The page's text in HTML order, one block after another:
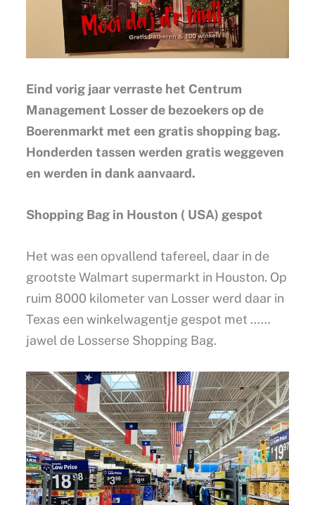
Eind vorig jaar verraste het Centrum
Management Losser de bezoekers op de
Boerenmarkt met een gratis shopping bag.
Honderden tassen werden gratis weggeven
en werden in dank aanvaard.
Shopping Bag in Houston ( USA) gespot
Het was een opvallend tafereel, daar in de
grootste Walmart supermarkt in Houston. Op
ruim 8000 kilometer van Losser werd daar in
Texas een winkelwagentje gespot met ……
jawel de Losserse Shopping Bag.